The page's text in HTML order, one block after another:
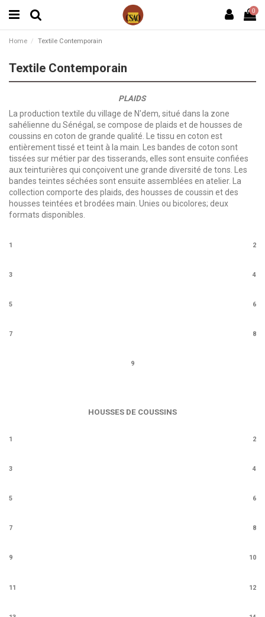
0
Home Textile Contemporain
Textile Contemporain
PLAIDS
La production textile du village de N'dem, situé dans la zone
sahélienne du Sénégal, se compose de plaids et de housses de
coussins en coton de grande qualité. Le tissu en coton est
entièrement tissé et teint à la main. Les bandes de coton sont
tissées sur métier par des tisserands, elles sont ensuite confiées
aux teinturières qui conçoivent une grande diversité de tons. Les
bandes teintes séchées sont ensuite assemblées en atelier. La
collection comporte des plaids, des housses de coussin et des
housses teintées et brodées main. Unies ou bicolores; deux
formats disponibles.
1 2
3 4
5 6
7 8
9
HOUSSES DE COUSSINS
1 2
3 4
5 6
7 8
9 10
11 12